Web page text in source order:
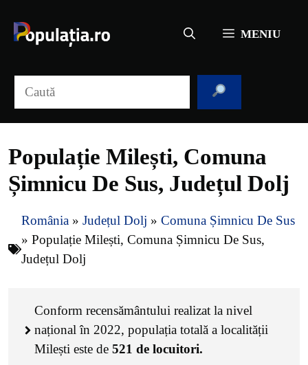
conținut
MENIU
Populație Milești, Comuna
Șimnicu De Sus, Județul Dolj
România » Județul Dolj » Comuna Șimnicu De Sus
» Populație Milești, Comuna Șimnicu De Sus,
Județul Dolj
Conform recensământului realizat la nivel
național în 2022, populația totală a localității
Milești este de 521 de locuitori.